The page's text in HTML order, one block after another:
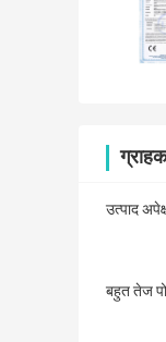
ग्राहक
उत्पाद
बहुत तेज